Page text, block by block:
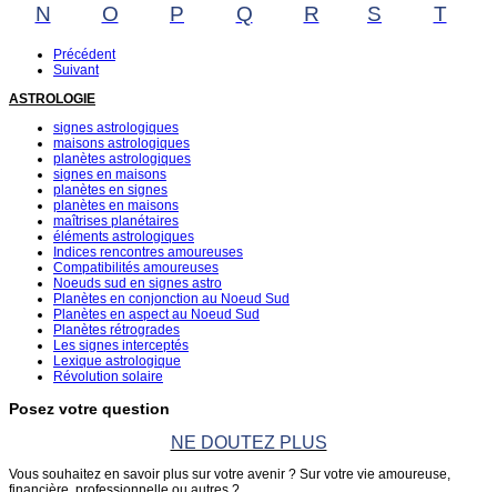
N
O P Q R S T
Précédent
Suivant
ASTROLOGIE
signes astrologiques
maisons astrologiques
planètes astrologiques
signes en maisons
planètes en signes
planètes en maisons
maîtrises planétaires
éléments astrologiques
Indices rencontres amoureuses
Compatibilités amoureuses
Noeuds sud en signes astro
Planètes en conjonction au Noeud Sud
Planètes en aspect au Noeud Sud
Planètes rétrogrades
Les signes interceptés
Lexique astrologique
Révolution solaire
Posez votre question
NE DOUTEZ PLUS
Vous souhaitez en savoir plus sur votre avenir ? Sur votre vie amoureuse,